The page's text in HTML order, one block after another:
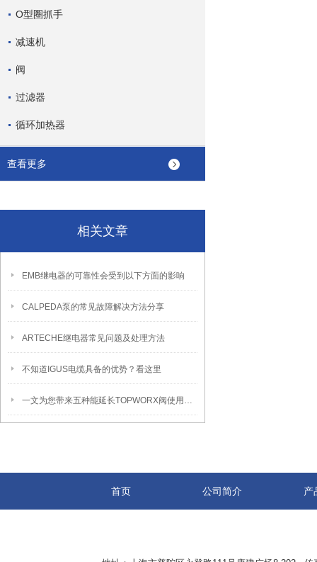
O型圈抓手
减速机
阀
过滤器
循环加热器
查看更多
相关文章
EMB继电器的可靠性会受到以下方面的影响
CALPEDA泵的常见故障解决方法分享
ARTECHE继电器常见问题及处理方法
不知道IGUS电缆具备的优势？看这里
一文为您带来五种能延长TOPWORX阀使用寿命的方法介绍
首页 公司简介 产